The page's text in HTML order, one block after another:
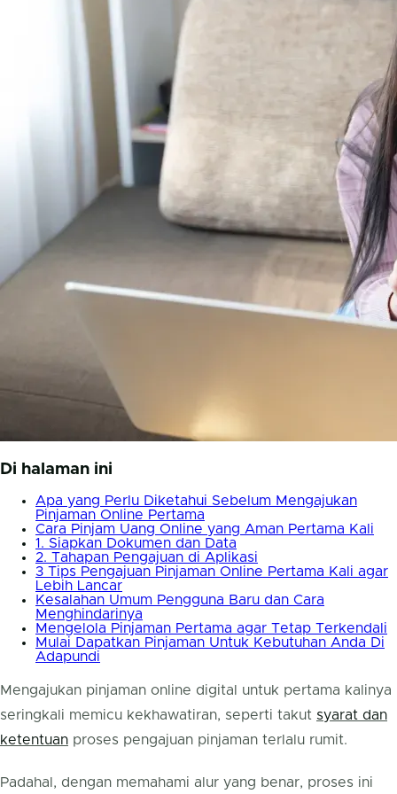
Di halaman ini
Apa yang Perlu Diketahui Sebelum Mengajukan
Pinjaman Online Pertama
Cara Pinjam Uang Online yang Aman Pertama Kali
1. Siapkan Dokumen dan Data
2. Tahapan Pengajuan di Aplikasi
3 Tips Pengajuan Pinjaman Online Pertama Kali agar
Lebih Lancar
Kesalahan Umum Pengguna Baru dan Cara
Menghindarinya
Mengelola Pinjaman Pertama agar Tetap Terkendali
Mulai Dapatkan Pinjaman Untuk Kebutuhan Anda Di
Adapundi
Mengajukan pinjaman online digital untuk pertama kalinya
seringkali memicu kekhawatiran, seperti takut syarat dan
ketentuan proses pengajuan pinjaman terlalu rumit.
Padahal, dengan memahami alur yang benar, proses ini